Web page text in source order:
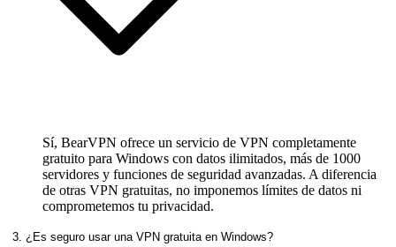
Sí, BearVPN ofrece un servicio de VPN completamente
gratuito para Windows con datos ilimitados, más de 1000
servidores y funciones de seguridad avanzadas. A diferencia
de otras VPN gratuitas, no imponemos límites de datos ni
comprometemos tu privacidad.
3. ¿Es seguro usar una VPN gratuita en Windows?